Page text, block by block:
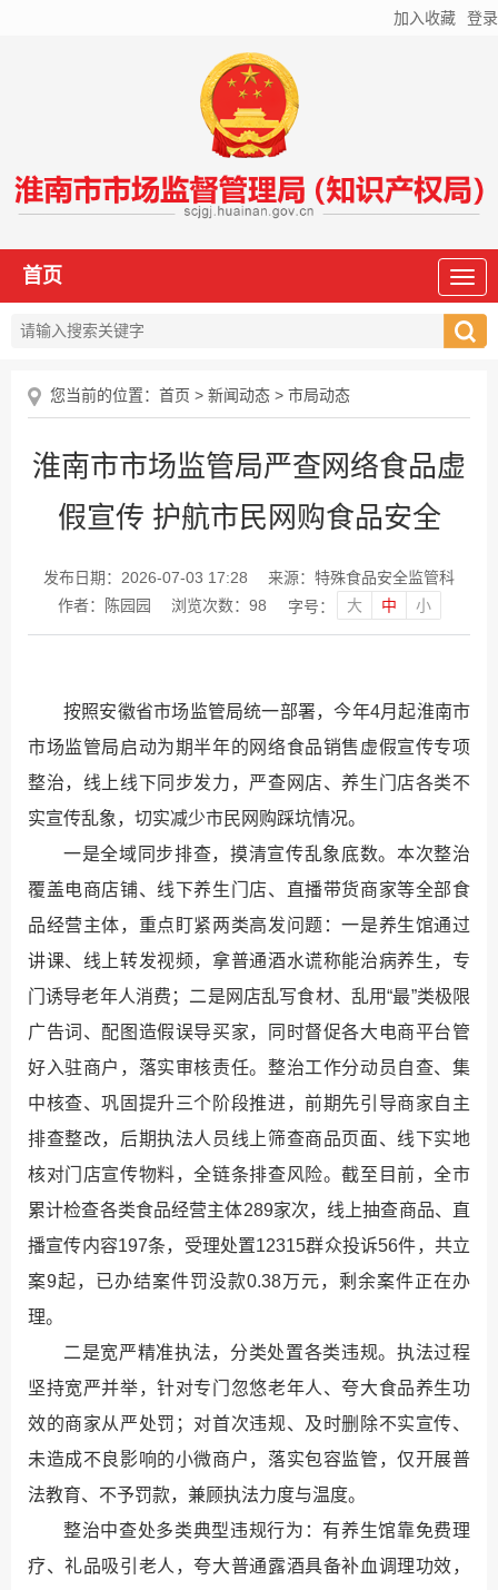
加入收藏 登录
首页
您当前的位置： 首页 > 新闻动态 > 市局动态
淮南市市场监管局严查网络食品虚
假宣传 护航市民网购食品安全
发布日期：2026-07-03 17:28
来源：特殊食品安全监管科
作者：陈园园
浏览次数： 98 字号： 大 中 小
按照安徽省市场监管局统一部署，今年4月起淮南市
市场监管局启动为期半年的网络食品销售虚假宣传专项
整治，线上线下同步发力，严查网店、养生门店各类不
实宣传乱象，切实减少市民网购踩坑情况。
一是全域同步排查，摸清宣传乱象底数。本次整治
覆盖电商店铺、线下养生门店、直播带货商家等全部食
品经营主体，重点盯紧两类高发问题：一是养生馆通过
讲课、线上转发视频，拿普通酒水谎称能治病养生，专
门诱导老年人消费；二是网店乱写食材、乱用“最”类极限
广告词、配图造假误导买家，同时督促各大电商平台管
好入驻商户，落实审核责任。整治工作分动员自查、集
中核查、巩固提升三个阶段推进，前期先引导商家自主
排查整改，后期执法人员线上筛查商品页面、线下实地
核对门店宣传物料，全链条排查风险。截至目前，全市
累计检查各类食品经营主体289家次，线上抽查商品、直
播宣传内容197条，受理处置12315群众投诉56件，共立
案9起，已办结案件罚没款0.38万元，剩余案件正在办
理。
二是宽严精准执法，分类处置各类违规。执法过程
坚持宽严并举，针对专门忽悠老年人、夸大食品养生功
效的商家从严处罚；对首次违规、及时删除不实宣传、
未造成不良影响的小微商户，落实包容监管，仅开展普
法教育、不予罚款，兼顾执法力度与温度。
整治中查处多类典型违规行为：有养生馆靠免费理
疗、礼品吸引老人，夸大普通露酒具备补血调理功效，